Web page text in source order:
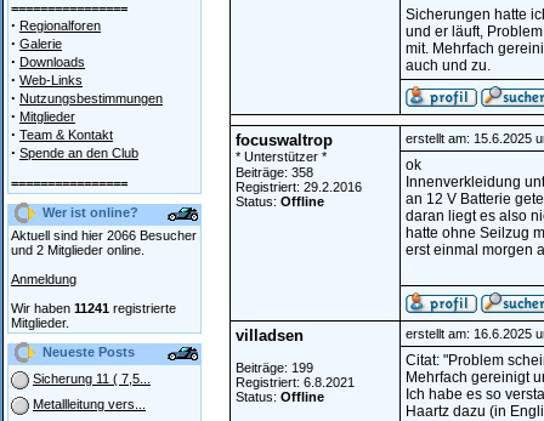
================
· Regionalforen
· Galerie
· Downloads
· Web-Links
· Nutzungsbestimmungen
· Mitglieder
· Team & Kontakt
· Spende an den Club
================
Wer ist online?
Aktuell sind hier 2066 Besucher
und 2 Mitglieder online.
Anmeldung
Wir haben 11241 registrierte
Mitglieder.
Neueste Posts
Sicherung 11 ( 7,5...
Metallleitung vers...
Sicherungen hatte
und er läuft,
mit. Mehrfach
auch und zu.
focuswaltrop
* Unterstützer *
Beiträge: 358
Registriert: 29.2.2016
Status: Offline
erstellt am: 15.6.2025
ok
Innenverkleidung
an 12 V Batterie
daran liegt es also
hatte ohne Seilzug
erst einmal morgen
villadsen
Beiträge: 199
Registriert: 6.8.2021
Status: Offline
erstellt am: 16.6.2025
Citat: "Problem
Mehrfach gereinigt
Ich habe es so
Haartz dazu (in